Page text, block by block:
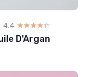
4.4 ☆☆☆☆☆
★★★★★
D'Argan